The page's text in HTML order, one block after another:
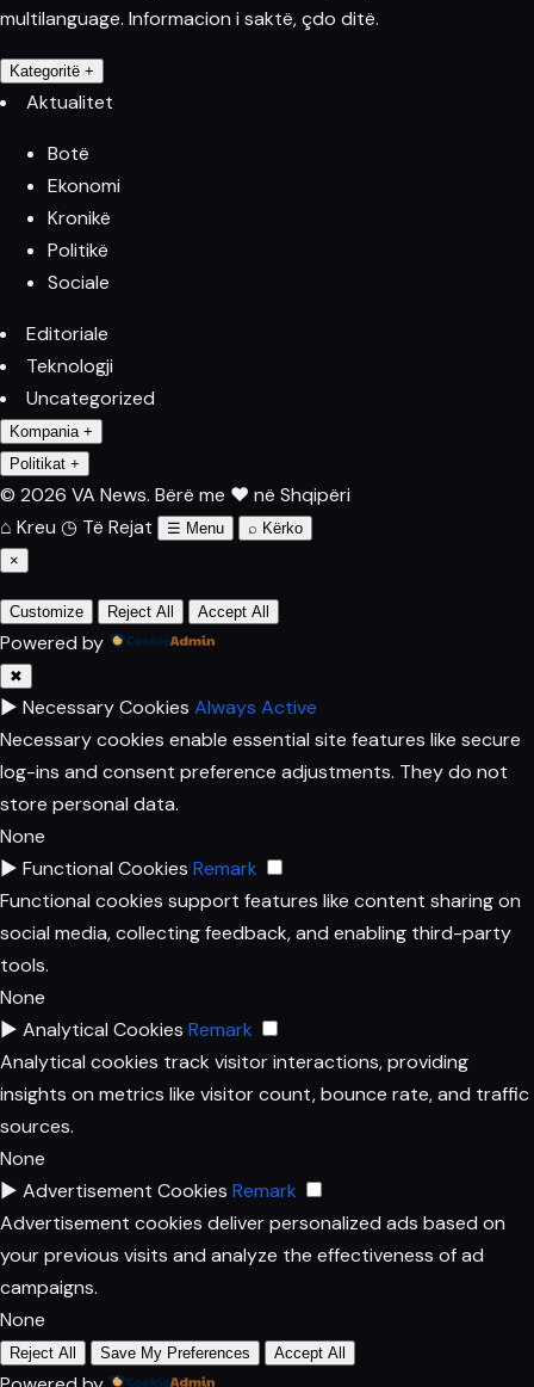
multilanguage. Informacion i saktë, çdo ditë.
Kategoritë +
Aktualitet
Botë
Ekonomi
Kronikë
Politikë
Sociale
Editoriale
Teknologji
Uncategorized
Kompania +
Politikat +
© 2026 VA News. Bërë me ♥ në Shqipëri
⌂ Kreu ◷ Të Rejat ☰ Menu ⌕ Kërko
×
Customize Reject All Accept All
Powered by
✖
► Necessary Cookies Always Active
Necessary cookies enable essential site features like secure
log-ins and consent preference adjustments. They do not
store personal data.
None
► Functional Cookies Remark
Functional cookies support features like content sharing on
social media, collecting feedback, and enabling third-party
tools.
None
► Analytical Cookies Remark
Analytical cookies track visitor interactions, providing
insights on metrics like visitor count, bounce rate, and traffic
sources.
None
► Advertisement Cookies Remark
Advertisement cookies deliver personalized ads based on
your previous visits and analyze the effectiveness of ad
campaigns.
None
Reject All Save My Preferences Accept All